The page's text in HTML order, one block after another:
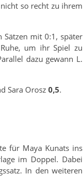
so recht zu ihrem
Sätzen mit 0:1, später
um ihr Spiel zu
dazu gewann L.
Sara Orosz 0,5.
für Maya Kunats ins
im Doppel. Dabei
In den weiteren